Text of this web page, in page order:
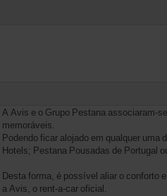
A Avis e o Grupo Pestana associaram-
memoráveis.
Podendo ficar alojado em qualquer
Hotels; Pestana Pousadas de Portugal
Desta forma, é possível aliar o conforto
a Avis, o rent-a-car oficial.